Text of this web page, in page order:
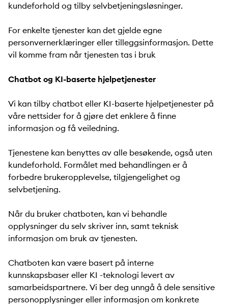
kundeforhold og tilby selvbetjeningsløsninger.
For enkelte tjenester kan det gjelde egne
personvernerklæringer eller tilleggsinformasjon. Dette
vil komme fram når tjenesten tas i bruk
Chatbot og KI-baserte hjelpetjenester
Vi kan tilby chatbot eller KI-baserte hjelpetjenester på
våre nettsider for å gjøre det enklere å finne
informasjon og få veiledning.
Tjenestene kan benyttes av alle besøkende, også uten
kundeforhold. Formålet med behandlingen er å
forbedre brukeropplevelse, tilgjengelighet og
selvbetjening.
Når du bruker chatboten, kan vi behandle
opplysninger du selv skriver inn, samt teknisk
informasjon om bruk av tjenesten.
Chatboten kan være basert på interne
kunnskapsbaser eller KI -teknologi levert av
samarbeidspartnere. Vi ber deg unngå å dele sensitive
personopplysninger eller informasjon om konkrete